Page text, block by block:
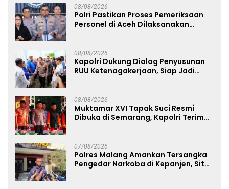
08/08/2026
Polri Pastikan Proses Pemeriksaan
Personel di Aceh Dilaksanakan
08/08/2026
Kapolri Dukung Dialog Penyusunan
RUU Ketenagakerjaan, Siap Jadi
08/08/2026
Muktamar XVI Tapak Suci Resmi
Dibuka di Semarang, Kapolri Terima
07/08/2026
Polres Malang Amankan Tersangka
Pengedar Narkoba di Kepanjen, Sita